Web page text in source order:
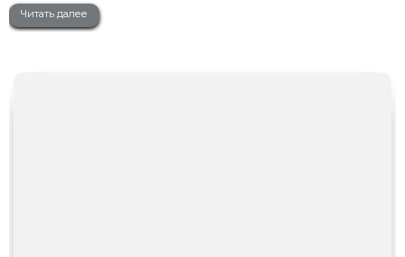
Читать далее